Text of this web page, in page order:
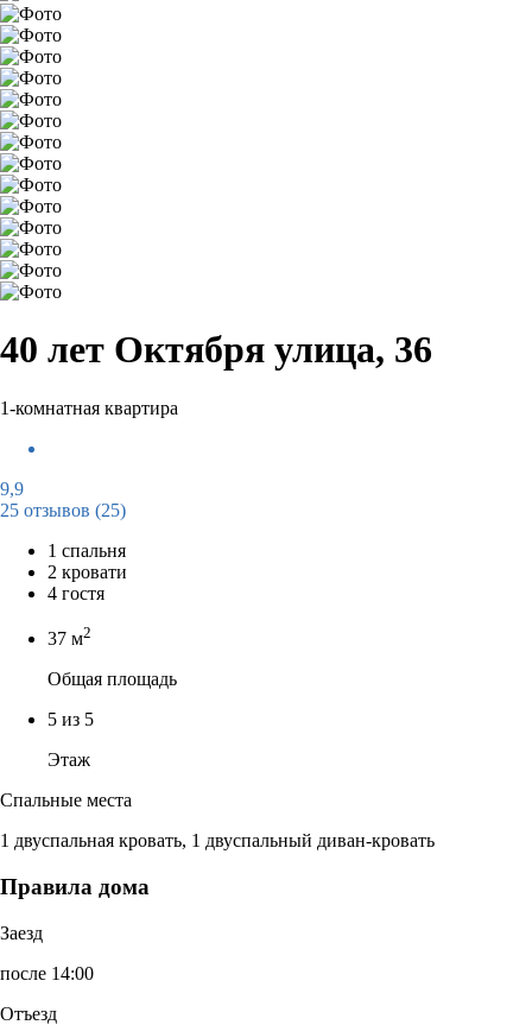
40 лет Октября улица, 36
1-комнатная квартира
9,9
25 отзывов (25)
1 спальня
2 кровати
4 гостя
37 м2
Общая площадь
5 из 5
Этаж
Спальные места
1 двуспальная кровать, 1 двуспальный диван-кровать
Правила дома
Заезд
после 14:00
Отъезд